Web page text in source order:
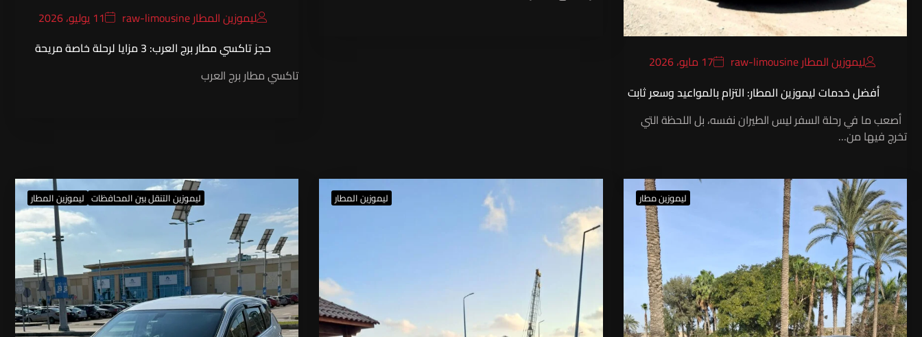
ليموزين المطار raw-limousine
17 مايو، 2026
أفضل خدمات ليموزين المطار: التزام بالمواعيد وسعر ثابت
أصعب ما في رحلة السفر ليس الطيران نفسه، بل اللحظة التي
تخرج فيها من…
ليموزين المطار raw-limousine
11 يوليو، 2026
حجز تاكسي مطار برج العرب: 3 مزايا لرحلة خاصة مريحة
تاكسي مطار برج العرب
ليموزين مطار ليموزين المطار ليموزين التنقل بين المحافظات ليموزين المطار